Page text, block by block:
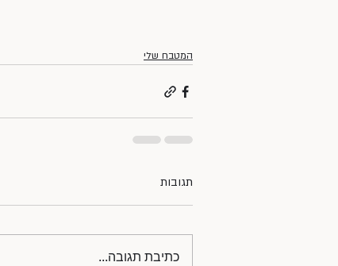
המטבח שלי
תגובות
כתיבת תגובה...